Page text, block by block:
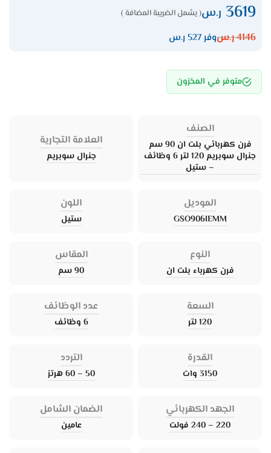
3619 ر.س( يشمل الضريبة المضافة )
4146ر.سوفر 527 ر.س
متوفر في المخزون
الصنف
فرن كهربائي بلت ان 90 سم
جنرال سوبريم 120 لتر 6 وظائف
– ستيل
العلامة التجارية
جنرال سوبريم
الموديل
GSO906IEMM
اللون
ستيل
النوع
فرن كهرباء بلت ان
المقاس
90 سم
السعة
120 لتر
عدد الوظائف
6 وظائف
القدرة
3150 وات
التردد
50 – 60 هرتز
الجهد الكهربائي
220 – 240 فولت
الضمان الشامل
عامين